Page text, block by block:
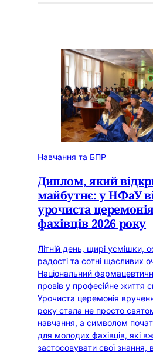
Навчання та БПР
Диплом, який
майбутнє: у НФаУ
урочиста
фахівців 2026 року
Літній день, щирі усмішки,
радості та сотні щасливих
Національний
провів у професійне життя
Урочиста церемонія
року стала не просто
навчання, а символом
для молодих фахівців, які
застосовувати свої знання,